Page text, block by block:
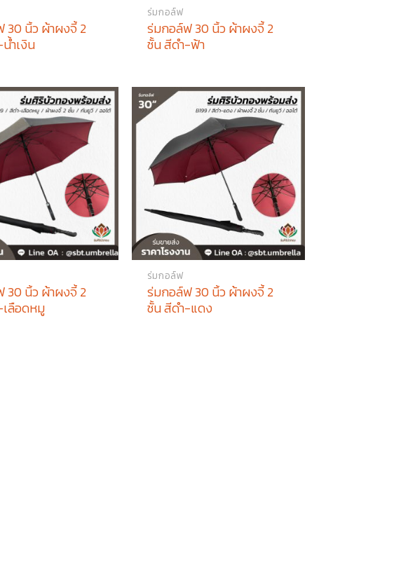
30 นิ้ว ผ้าผงจี้ 2
ำเงิน
ร่มกอล์ฟ
ร่มกอล์ฟ 30 นิ้ว ผ้าผงจี้ 2
ชั้น สีดำ-ฟ้า
30 นิ้ว ผ้าผงจี้ 2
ลือดหมู
ร่มกอล์ฟ
ร่มกอล์ฟ 30 นิ้ว ผ้าผงจี้ 2
ชั้น สีดำ-แดง